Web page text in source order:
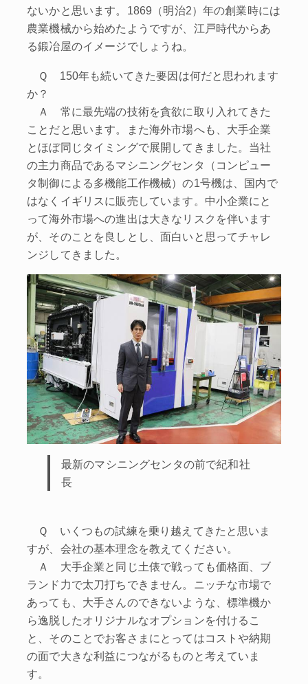
ないかと思います。1869（明治2）年の創業時には
農業機械から始めたようですが、江戸時代からあ
る鍛冶屋のイメージでしょうね。
Ｑ 150年も続いてきた要因は何だと思われます
か？
Ａ 常に最先端の技術を貪欲に取り入れてきた
ことだと思います。また海外市場へも、大手企業
とほぼ同じタイミングで展開してきました。当社
の主力商品であるマシニングセンタ（コンピュー
タ制御による多機能工作機械）の1号機は、国内で
はなくイギリスに販売しています。中小企業にと
って海外市場への進出は大きなリスクを伴います
が、そのことを良しとし、面白いと思ってチャレ
ンジしてきました。
最新のマシニングセンタの前で紀和社
長
Ｑ いくつもの試練を乗り越えてきたと思いま
すが、会社の基本理念を教えてください。
Ａ 大手企業と同じ土俵で戦っても価格面、ブ
ランド力で太刀打ちできません。ニッチな市場で
あっても、大手さんのできないような、標準機か
ら逸脱したオリジナルなオプションを付けるこ
と、そのことでお客さまにとってはコストや納期
の面で大きな利益につながるものと考えていま
す。